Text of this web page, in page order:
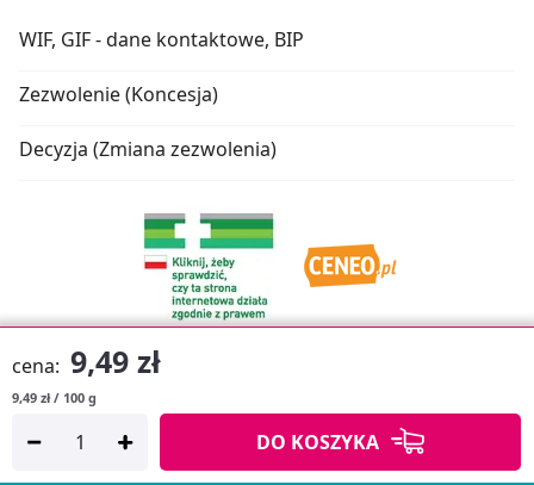
cena: 9,49 zł
9,49 zł / 100 g
DO KOSZYKA
WIF, GIF - dane kontaktowe, BIP
Zezwolenie (Koncesja)
Decyzja (Zmiana zezwolenia)
Copyright © 2026
APTUSSHOP
Projekt strony: MEDICARE.PL iAPTUS.PL